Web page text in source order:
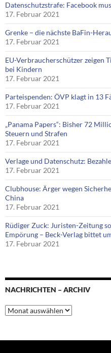
Datenschutzstrafe: Facebook
17. Februar 2021
Grenke – die nächste BaFin-
17. Februar 2021
EU-Verbraucherschützer zeigen
bei Kindern
17. Februar 2021
Parteispenden: ÖVP klagt in 13
17. Februar 2021
„Panama Papers“: Bisher 72
Steuern und Strafen
17. Februar 2021
Verlage und Datenschutz:
17. Februar 2021
Clubhouse: Ärger wegen
China
17. Februar 2021
Rüdiger Zuck: Juristen-Zeitung
Empörung – Beck-Verlag bittet
17. Februar 2021
NACHRICHTEN – ARCHIV
Nachrichten
–